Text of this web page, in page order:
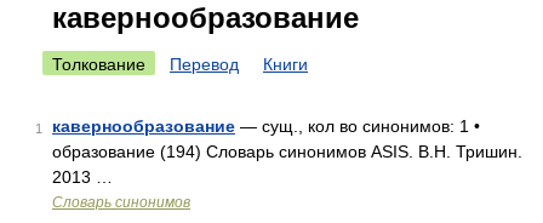
кавернообразование
Толкование Перевод Книги
1 кавернообразование — сущ., кол во синонимов: 1 •
образование (194) Словарь синонимов ASIS. В.Н. Тришин.
2013 …
Словарь синонимов